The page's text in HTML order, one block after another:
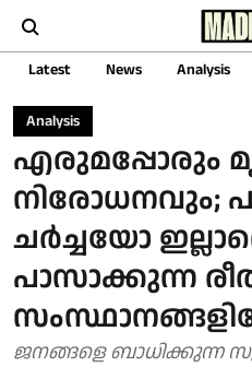
Latest News Analysis
Analysis
എരുമപ്പോരും
നിരോധനവും;
ചര്‍ച്ചയോ
പാസാക്കുന്ന
ജനങ്ങളെ ബാധിക്കുന്ന